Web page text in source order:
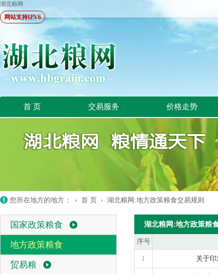
湖北粮网
网站支持IPV6
首 页 交易服务 价格走势
您所在地方的地方： › 首 页 › 湖北粮网:地方政策粮食交易规则
国家政策粮食
地方政策粮食
贸易粮
湖北粮网:地方政策粮
序号
1 关于